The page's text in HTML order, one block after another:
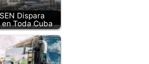
Dispara
Toda Cuba